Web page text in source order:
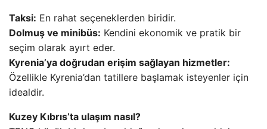
Taksi: En rahat seçeneklerden biridir.
Dolmuş ve minibüs: Kendini ekonomik ve pratik bir
seçim olarak ayırt eder.
Kyrenia’ya doğrudan erişim sağlayan hizmetler:
Özellikle Kyrenia’dan tatillere başlamak isteyenler için
idealdir.
Kuzey Kıbrıs’ta ulaşım nasıl?